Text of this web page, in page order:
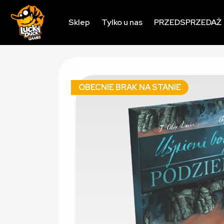
Sklep Tylko u nas PRZEDSPRZEDAŻ
OBECNIE BRAK NA STANIE